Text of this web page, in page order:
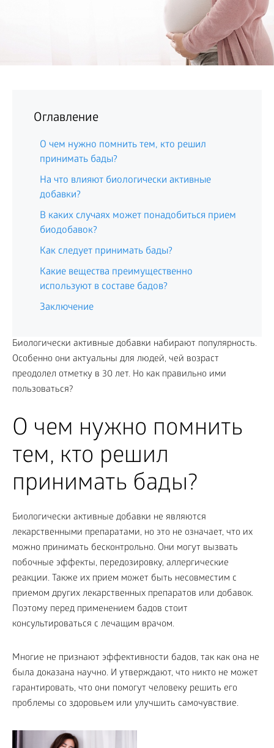
Оглавление
О чем нужно помнить тем, кто решил
принимать бады?
На что влияют биологически активные
добавки?
В каких случаях может понадобиться прием
биодобавок?
Как следует принимать бады?
Какие вещества преимущественно
используют в составе бадов?
Заключение
Биологически активные добавки набирают популярность.
Особенно они актуальны для людей, чей возраст
преодолел отметку в 30 лет. Но как правильно ими
пользоваться?
О чем нужно помнить
тем, кто решил
принимать бады?
Биологически активные добавки не являются
лекарственными препаратами, но это не означает, что их
можно принимать бесконтрольно. Они могут вызвать
побочные эффекты, передозировку, аллергические
реакции. Также их прием может быть несовместим с
приемом других лекарственных препаратов или добавок.
Поэтому перед применением бадов стоит
консультироваться с лечащим врачом.
Многие не признают эффективности бадов, так как она не
была доказана научно. И утверждают, что никто не может
гарантировать, что они помогут человеку решить его
проблемы со здоровьем или улучшить самочувствие.